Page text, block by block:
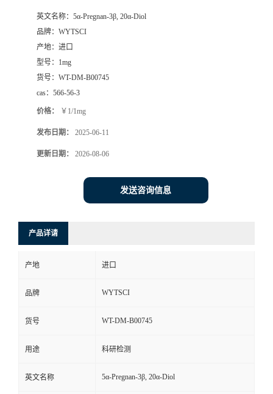
英文名称： 5α-Pregnan-3β, 20α-Diol
品牌： WYTSCI
产地： 进口
型号： 1mg
货号： WT-DM-B00745
cas： 566-56-3
价格： ￥1/1mg
发布日期： 2025-06-11
更新日期： 2026-08-06
发送咨询信息
产品详请
产地 进口
品牌 WYTSCI
货号 WT-DM-B00745
用途 科研检测
英文名称 5α-Pregnan-3β, 20α-Diol